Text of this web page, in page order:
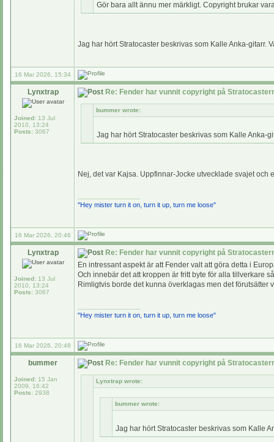
Gör bara allt ännu mer märkligt. Copyright brukar
Jag har hört Stratocaster beskrivas som Kalle Anka-gitarr.
16 Mar 2026, 15:34
Lynxtrap
Joined: 13 Jul
2010, 13:24
Posts: 3067
Re: Fender har vunnit copyright på
bummer wrote:
Jag har hört Stratocaster beskrivas som Kalle Anka-
Nej, det var Kajsa. Uppfinnar-Jocke utvecklade svajet och
"Hey mister turn it on, turn it up, turn me loose"
16 Mar 2026, 20:46
Lynxtrap
Joined: 13 Jul
2010, 13:24
Posts: 3067
Re: Fender har vunnit copyright på
En intressant aspekt är att Fender valt att göra detta i
Och innebär det att kroppen är fritt byte för alla tillverkare
Rimligtvis borde det kunna överklagas men det förutsätter
"Hey mister turn it on, turn it up, turn me loose"
16 Mar 2026, 20:48
bummer
Joined: 15 Jan
2009, 16:42
Posts: 2938
Re: Fender har vunnit copyright på
Lynxtrap wrote:
bummer wrote:
Jag har hört Stratocaster beskrivas som Kalle